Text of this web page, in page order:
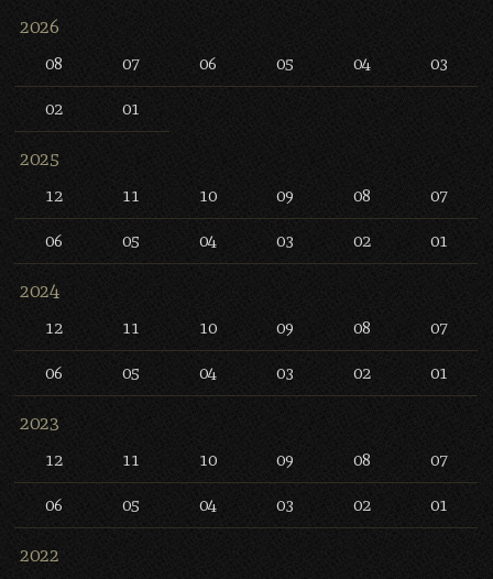
2026
08 07 06 05 04 03
02 01
2025
12 11 10 09 08 07
06 05 04 03 02 01
2024
12 11 10 09 08 07
06 05 04 03 02 01
2023
12 11 10 09 08 07
06 05 04 03 02 01
2022